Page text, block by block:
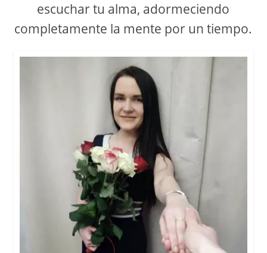
escuchar tu alma, adormeciendo
completamente la mente por un tiempo.